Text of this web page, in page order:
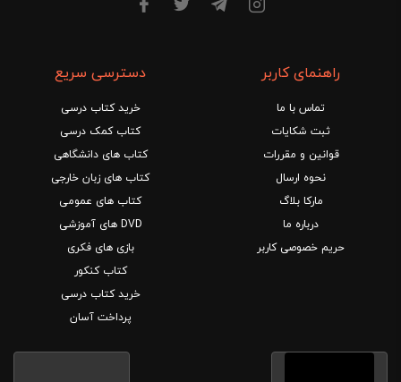
راهنمای کاربر
تماس با ما
ثبت شکایات
قوانین و مقررات
نحوه ارسال
مارکا بلاگ
درباره ما
حریم خصوصی کاربر
دسترسی سریع
خرید کتاب درسی
کتاب کمک درسی
کتاب های دانشگاهی
کتاب های زبان خارجی
کتاب های عمومی
DVD های آموزشی
بازی های فکری
کتاب کنکور
خرید کتاب درسی
پرداخت آسان